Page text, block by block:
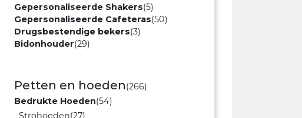
Gepersonaliseerde Shakers(5)
Gepersonaliseerde Cafeteras(50)
Drugsbestendige bekers(3)
Bidonhouder(29)
Petten en hoeden(266)
Bedrukte Hoeden(54)
Strohoeden(27)